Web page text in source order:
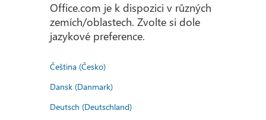
Office.com je k dispozici v různých
zemích/oblastech. Zvolte si dole
jazykové preference.
Čeština (Česko)
Dansk (Danmark)
Deutsch (Deutschland)